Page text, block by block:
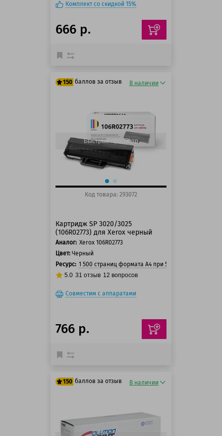
Комплект со скидкой 15%
666 р.
150 баллов за отзыв
150 баллов
В наличии
Быстрый просмотр
Код товара: 293072
Картридж SP 3020/3025
(106R02773) для Xerox черный
Аналог: Xerox 106R02773
Цвет: Черный
Ресурс: 1 500 страниц формата А4 при 5% заполнении
5.0 31 отзыв 12 вопросов
Совместим с аппаратами
766 р.
150 баллов за отзыв
150 баллов
В наличии